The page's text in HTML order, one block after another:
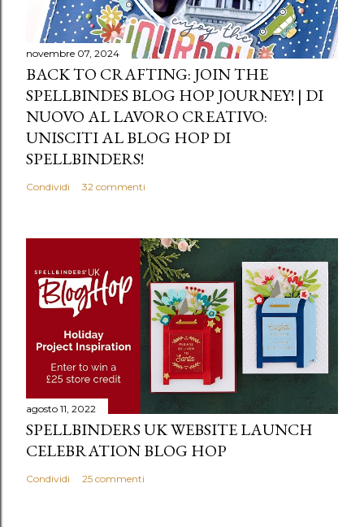
novembre 07, 2024
BACK TO CRAFTING: JOIN THE
SPELLBINDES BLOG HOP JOURNEY! | DI
NUOVO AL LAVORO CREATIVO:
UNISCITI AL BLOG HOP DI
SPELLBINDERS!
Condividi 32 commenti
agosto 11, 2022
SPELLBINDERS UK WEBSITE LAUNCH
CELEBRATION BLOG HOP
Condividi 25 commenti